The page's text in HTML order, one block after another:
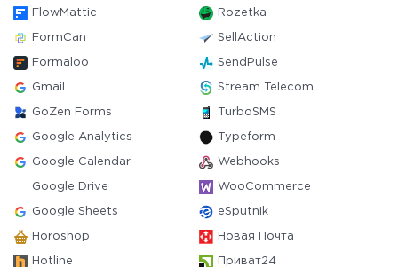
FlowMattic Rozetka
FormCan SellAction
Formaloo SendPulse
Gmail Stream Telecom
GoZen Forms TurboSMS
Google Analytics Typeform
Google Calendar Webhooks
Google Drive WooCommerce
Google Sheets eSputnik
Horoshop Новая Почта
Hotline Приват24